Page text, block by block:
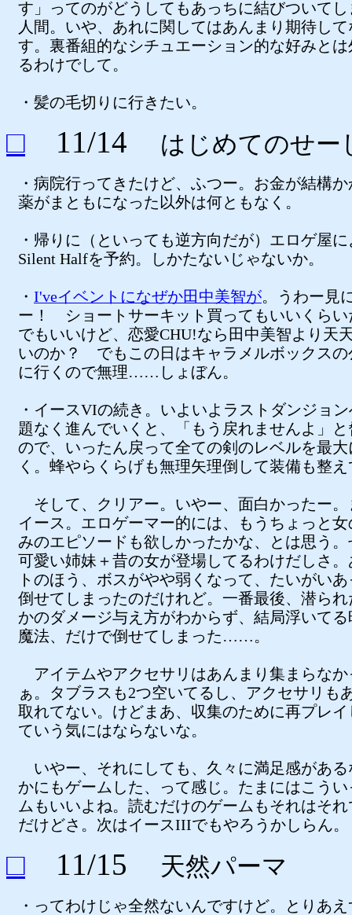
す」ってのがどうしてもあっちに結びついて
人間。いや、あれに関してはあんまり期待し
す。裏番組的なシチュエーション的な好みと
るわけでして。
・髪の毛切りに行きたい。
□ 11/14 はじめてのせー
・病院行ってきたけど、ふつー。お金が結構
薬がまともになった以外は何ともなく。
・帰りに（といっても逆方向だが）エロゲ屋
Silent Halfを予約。しかたないじゃないか。
・ I'veイベントになぜか田中美智が。うわー見
ー！ ショートサーキット買ってもいいくらい
でもいいけど、恋愛CHU!なら田中美智より天
いのか？ でもこの日はキャラメルボックスの
に行くので無理……しょぼん。
・イースVIの続き。いよいよラストダンジョ
題なく進んでいくと、「もう戻れませんよ」
ので、いったん戻って全ての剣のレベルを最
く。蜂やらくらげも無理矢理倒して装備も整え
そして、クリアー。いやー、面白かったー。
イース。エロゲーマー的には、もうちょっと
みのエピソードも欲しかったかな、とは思う
可愛い姉妹＋昔の女が登場してるわけだしさ
トのほう、ボスがやや弱くなって、たいがい
倒せてしまったのだけれど。一番最後、潜ら
かのダメージ与え方がわからず、結局浮いて
魔法、だけで倒せてしまった……。
アイテムやアクセサリはあんまり集まらなか
ぁ。タブラスも2つ空いてるし、アクセサリも
取れてない。けどまあ、収集のために再プレ
ていう気にはならないな。
いやー、それにしても、久々に満足感がある
かにもゲームした、って感じ。たまにはこう
ムもいいよね。読むだけのゲームもそれはそ
だけどさ。次はイースIIIでもやろうかしらん。
□ 11/15 天然パーマ
・ってわけじゃ全然ないんですけど。とりあ